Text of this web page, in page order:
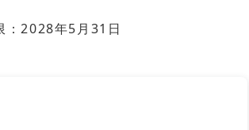
：2028年5月31日